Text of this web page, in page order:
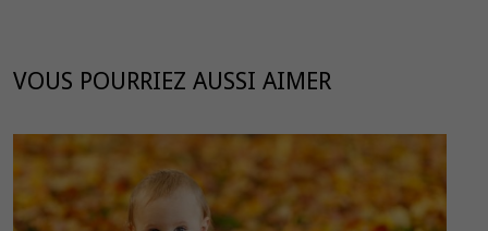
VOUS POURRIEZ AUSSI AIMER